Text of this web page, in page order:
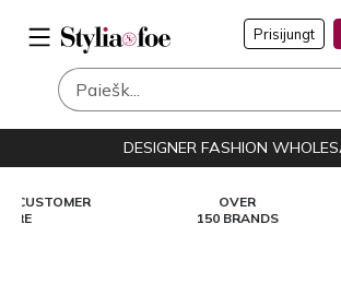
Prisijungt
DESIGNER FASHION